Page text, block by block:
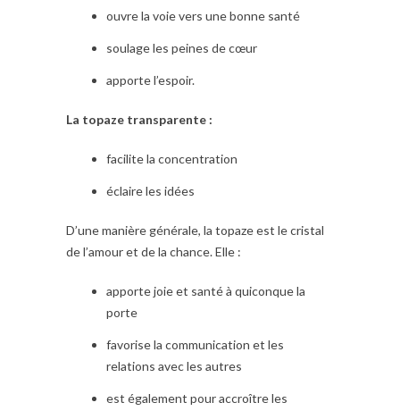
ouvre la voie vers une bonne santé
soulage les peines de cœur
apporte l’espoir.
La topaze transparente :
facilite la concentration
éclaire les idées
D’une manière générale, la topaze est le cristal
de l’amour et de la chance. Elle :
apporte joie et santé à quiconque la
porte
favorise la communication et les
relations avec les autres
est également pour accroître les